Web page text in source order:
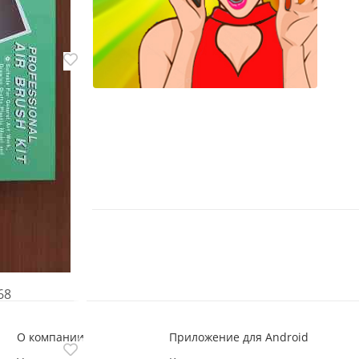
жатку
О компании
Приложение для Android